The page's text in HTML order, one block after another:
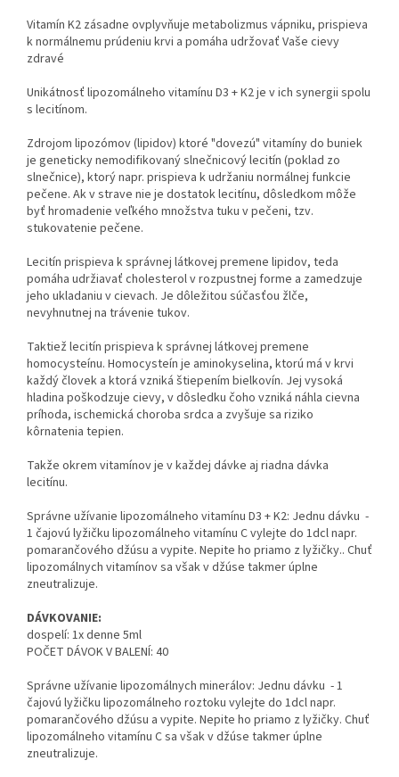
Vitamín K2 zásadne ovplyvňuje metabolizmus vápniku, prispieva
k normálnemu prúdeniu krvi a pomáha udržovať Vaše cievy
zdravé
Unikátnosť lipozomálneho vitamínu D3 + K2 je v ich synergii spolu
s lecitínom.
Zdrojom lipozómov (lipidov) ktoré "dovezú" vitamíny do buniek
je geneticky nemodifikovaný slnečnicový lecitín (poklad zo
slnečnice), ktorý napr. prispieva k udržaniu normálnej funkcie
pečene. Ak v strave nie je dostatok lecitínu, dôsledkom môže
byť hromadenie veľkého množstva tuku v pečeni, tzv.
stukovatenie pečene.
Lecitín prispieva k správnej látkovej premene lipidov, teda
pomáha udržiavať cholesterol v rozpustnej forme a zamedzuje
jeho ukladaniu v cievach. Je dôležitou súčasťou žlče,
nevyhnutnej na trávenie tukov.
Taktiež lecitín prispieva k správnej látkovej premene
homocysteínu. Homocysteín je aminokyselina, ktorú má v krvi
každý človek a ktorá vzniká štiepením bielkovín. Jej vysoká
hladina poškodzuje cievy, v dôsledku čoho vzniká náhla cievna
príhoda, ischemická choroba srdca a zvyšuje sa riziko
kôrnatenia tepien.
Takže okrem vitamínov je v každej dávke aj riadna dávka
lecitínu.
Správne užívanie lipozomálneho vitamínu D3 + K2: Jednu dávku -
1 čajovú lyžičku lipozomálneho vitamínu C vylejte do 1dcl napr.
pomarančového džúsu a vypite. Nepite ho priamo z lyžičky.. Chuť
lipozomálnych vitamínov sa však v džúse takmer úplne
zneutralizuje.
DÁVKOVANIE:
dospelí: 1x denne 5ml
POČET DÁVOK V BALENÍ: 40
Správne užívanie lipozomálnych minerálov: Jednu dávku - 1
čajovú lyžičku lipozomálneho roztoku vylejte do 1dcl napr.
pomarančového džúsu a vypite. Nepite ho priamo z lyžičky. Chuť
lipozomálneho vitamínu C sa však v džúse takmer úplne
zneutralizuje.